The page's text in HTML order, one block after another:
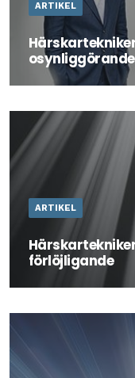
ARTIKEL
osynliggörande
Läs artikeln "så
ARTIKEL
förlöjligande
Läs artikeln "så